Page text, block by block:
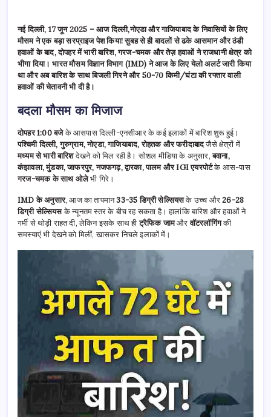
नई दिल्ली, 17 जून 2025 – आज दिल्ली,नोएडा और गाजियाबाद के निवासियों के लिए
मौसम ने एक बड़ा सरप्राइज पेश किया! सुबह से ही बादलों से ढके आसमान और ठंडी
हवाओं के बाद, दोपहर में भारी बारिश, गरज-चमक और तेज़ हवाओं ने राजधानी क्षेत्र को
भीगा दिया। भारत मौसम विज्ञान विभाग (IMD) ने आज के लिए येलो अलर्ट जारी किया
था और अब बारिश के साथ बिजली गिरने और 50-70 किमी/घंटा की रफ्तार वाली
हवाओं की चेतावनी भी दी है।
बदला मौसम का मिजाज
दोपहर 1:00 बजेके आसपास दिल्ली-एनसीआर के कई इलाकों में बारिश शुरू हुई।
पश्चिमी दिल्ली, गुरुग्राम, नोएडा, गाजियाबाद, रोहतक और फरीदाबादजैसे क्षेत्रों में
मध्यम से भारी बारिशदेखने को मिल रही है। सोशल मीडिया के अनुसार,बवाना,
कंझावला, मुंडका, जाफरपुर, नजफगढ़, द्वारका, पालम और IGI एयरपोर्टके आस-पास
गरज-चमक के साथ ओलेभी गिरे।
IMD के अनुसार, आज का तापमान33-35 डिग्री सेल्सियसके उच्च और26-28
डिग्री सेल्सियसके न्यूनतम स्तर के बीच रह सकता है। हालांकि बारिश और हवाओं ने
गर्मी से थोड़ी राहत दी, लेकिन इसके साथ हीट्रैफिक जामऔरवॉटरलॉगिंगकी
समस्याएं भी देखने को मिलीं, खासकर निचले इलाकों में।